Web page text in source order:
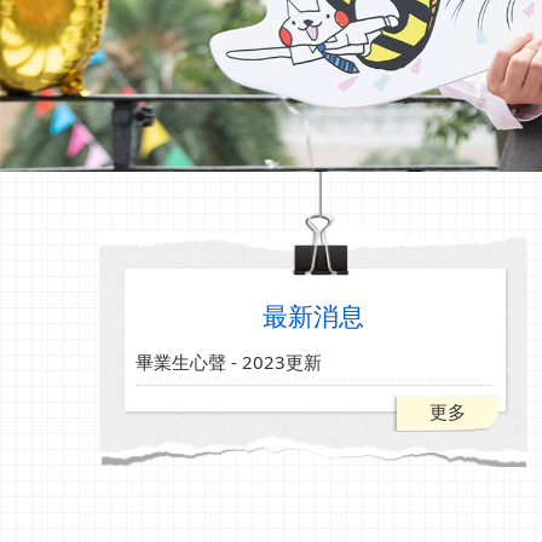
最新消息
畢業生心聲 - 2023更新
更多